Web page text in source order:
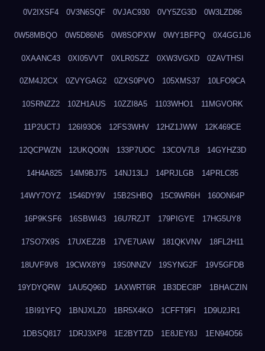
0V2IXSF4 0V3N6SQF 0VJAC930 0VY5ZG3D 0W3LZD86
0W58MBQO 0W5D86N5 0W8SOPXW 0WY1BFPQ 0X4GG1J6
0XAANC43 0XI05VVT 0XLR0SZZ 0XW3VGXD 0ZAVTHSI
0ZM4J2CX 0ZVYGAG2 0ZXS0PVO 105XMS37 10LFO9CA
10SRNZZ2 10ZH1AUS 10ZZI8A5 1103WHO1 11MGVORK
11P2UCTJ 126I93O6 12FS3WHV 12HZ1JWW 12K469CE
12QCPWZN 12UKQO0N 133P7UOC 13COV7L8 14GYHZ3D
14H4A825 14M9BJ75 14NJ13LJ 14PRJLGB 14PRLC85
14WY7OYZ 1546DY9V 15B2SHBQ 15C9WR6H 160ON64P
16P9KSF6 16SBWI43 16U7RZJT 179PIGYE 17HG5UY8
17SO7X9S 17UXEZ2B 17VE7UAW 181QKVNV 18FL2H11
18UVF9V8 19CWX8Y9 19S0NNZV 19SYNG2F 19V5GFDB
19YDYQRW 1AU5Q96D 1AXWRT6R 1B3DEC8P 1BHACZIN
1BI91YFQ 1BNJXLZ0 1BR5X4KO 1CFFT9FI 1D9U2JR1
1DBSQ817 1DRJ3XP8 1E2BYTZD 1E8JEY8J 1EN94O56